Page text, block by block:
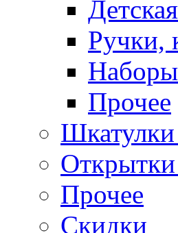
Ручки,
Наборы
Прочее
Открытки
Прочее
Скидки